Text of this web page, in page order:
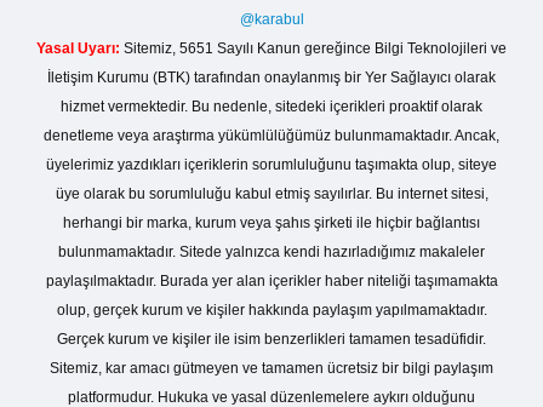
@karabul
Yasal Uyarı: Sitemiz, 5651 Sayılı Kanun gereğince Bilgi Teknolojileri ve
İletişim Kurumu (BTK) tarafından onaylanmış bir Yer Sağlayıcı olarak
hizmet vermektedir. Bu nedenle, sitedeki içerikleri proaktif olarak
denetleme veya araştırma yükümlülüğümüz bulunmamaktadır. Ancak,
üyelerimiz yazdıkları içeriklerin sorumluluğunu taşımakta olup, siteye
üye olarak bu sorumluluğu kabul etmiş sayılırlar. Bu internet sitesi,
herhangi bir marka, kurum veya şahıs şirketi ile hiçbir bağlantısı
bulunmamaktadır. Sitede yalnızca kendi hazırladığımız makaleler
paylaşılmaktadır. Burada yer alan içerikler haber niteliği taşımamakta
olup, gerçek kurum ve kişiler hakkında paylaşım yapılmamaktadır.
Gerçek kurum ve kişiler ile isim benzerlikleri tamamen tesadüfidir.
Sitemiz, kar amacı gütmeyen ve tamamen ücretsiz bir bilgi paylaşım
platformudur. Hukuka ve yasal düzenlemelere aykırı olduğunu